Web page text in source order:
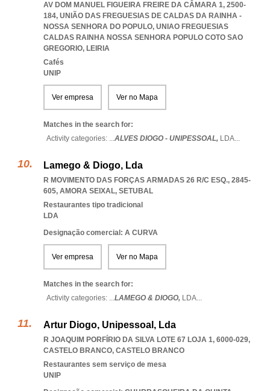
AV DOM MANUEL FIGUEIRA FREIRE DA CÂMARA 1, 2500-
184, UNIÃO DAS FREGUESIAS DE CALDAS DA RAINHA -
NOSSA SENHORA DO POPULO, UNIAO FREGUESIAS
CALDAS RAINHA NOSSA SENHORA POPULO COTO SAO
GREGORIO, LEIRIA
Cafés
UNIP
Ver empresa Ver no Mapa
Matches in the search for:
Activity categories: ...ALVES DIOGO - UNIPESSOAL, LDA...
Lamego & Diogo, Lda
R MOVIMENTO DAS FORÇAS ARMADAS 26 R/C ESQ., 2845-
605, AMORA SEIXAL, SETUBAL
Restaurantes tipo tradicional
LDA
Designação comercial: A CURVA
Ver empresa Ver no Mapa
Matches in the search for:
Activity categories: ...LAMEGO & DIOGO, LDA...
Artur Diogo, Unipessoal, Lda
R JOAQUIM PORFÍRIO DA SILVA LOTE 67 LOJA 1, 6000-029,
CASTELO BRANCO, CASTELO BRANCO
Restaurantes sem serviço de mesa
UNIP